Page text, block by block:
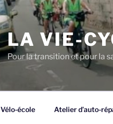
LA VIE-
Pour la transition et pour la
Vélo-école Atelier d’auto-